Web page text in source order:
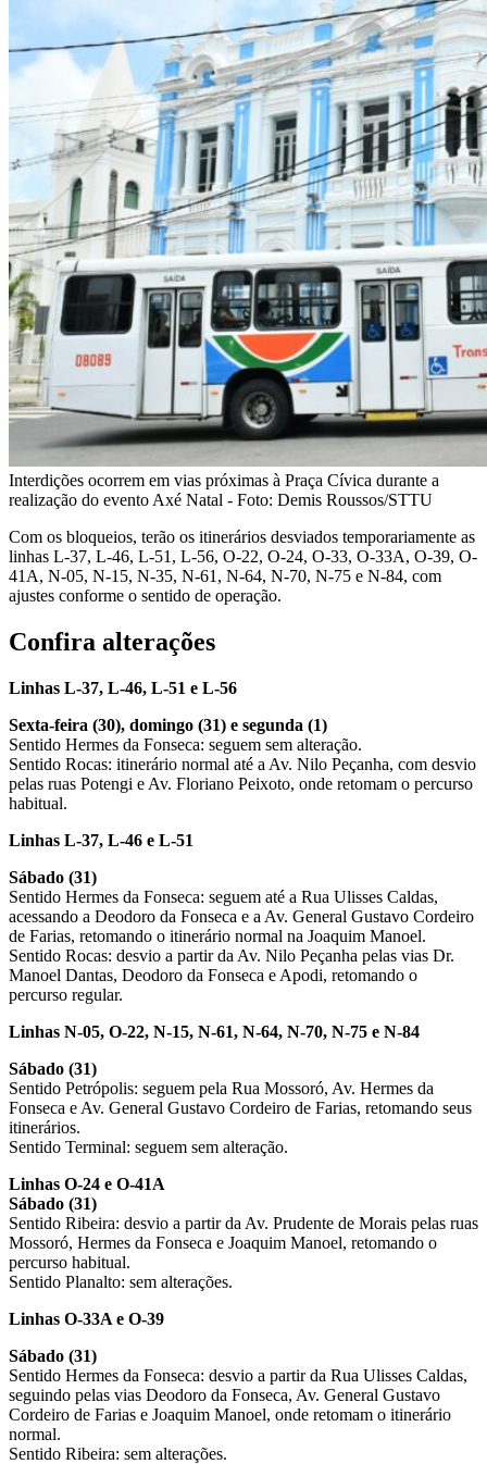
Interdições ocorrem em vias próximas à Praça Cívica durante a
realização do evento Axé Natal - Foto: Demis Roussos/STTU
Com os bloqueios, terão os itinerários desviados temporariamente as
linhas L-37, L-46, L-51, L-56, O-22, O-24, O-33, O-33A, O-39, O-
41A, N-05, N-15, N-35, N-61, N-64, N-70, N-75 e N-84, com
ajustes conforme o sentido de operação.
Confira alterações
Linhas L-37, L-46, L-51 e L-56
Sexta-feira (30), domingo (31) e segunda (1)
Sentido Hermes da Fonseca: seguem sem alteração.
Sentido Rocas: itinerário normal até a Av. Nilo Peçanha, com desvio
pelas ruas Potengi e Av. Floriano Peixoto, onde retomam o percurso
habitual.
Linhas L-37, L-46 e L-51
Sábado (31)
Sentido Hermes da Fonseca: seguem até a Rua Ulisses Caldas,
acessando a Deodoro da Fonseca e a Av. General Gustavo Cordeiro
de Farias, retomando o itinerário normal na Joaquim Manoel.
Sentido Rocas: desvio a partir da Av. Nilo Peçanha pelas vias Dr.
Manoel Dantas, Deodoro da Fonseca e Apodi, retomando o
percurso regular.
Linhas N-05, O-22, N-15, N-61, N-64, N-70, N-75 e N-84
Sábado (31)
Sentido Petrópolis: seguem pela Rua Mossoró, Av. Hermes da
Fonseca e Av. General Gustavo Cordeiro de Farias, retomando seus
itinerários.
Sentido Terminal: seguem sem alteração.
Linhas O-24 e O-41A
Sábado (31)
Sentido Ribeira: desvio a partir da Av. Prudente de Morais pelas ruas
Mossoró, Hermes da Fonseca e Joaquim Manoel, retomando o
percurso habitual.
Sentido Planalto: sem alterações.
Linhas O-33A e O-39
Sábado (31)
Sentido Hermes da Fonseca: desvio a partir da Rua Ulisses Caldas,
seguindo pelas vias Deodoro da Fonseca, Av. General Gustavo
Cordeiro de Farias e Joaquim Manoel, onde retomam o itinerário
normal.
Sentido Ribeira: sem alterações.